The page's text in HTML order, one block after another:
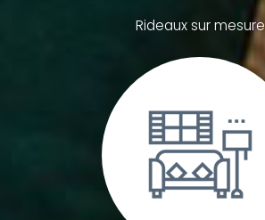
Rideaux sur mesure